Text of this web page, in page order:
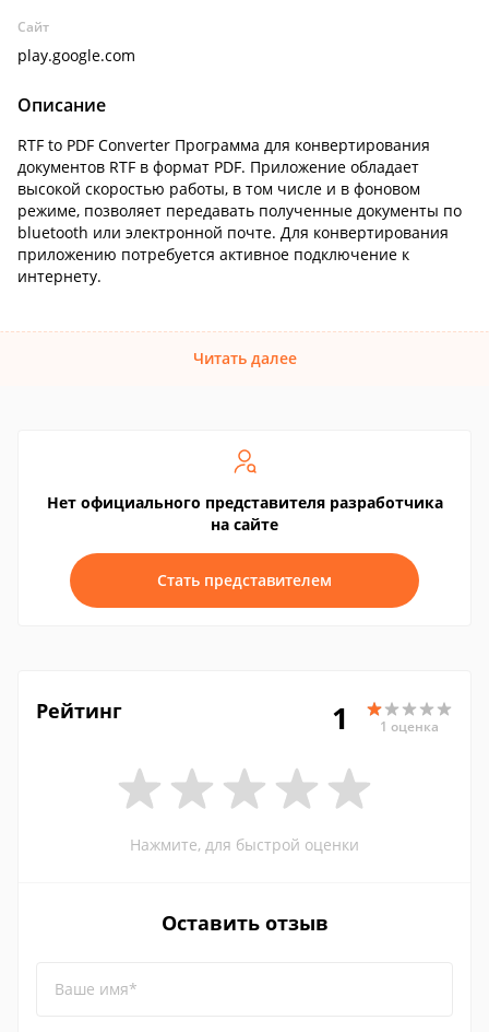
Сайт
play.google.com
Описание
RTF to PDF Converter Программа для конвертирования
документов RTF в формат PDF. Приложение обладает
высокой скоростью работы, в том числе и в фоновом
режиме, позволяет передавать полученные документы по
bluetooth или электронной почте. Для конвертирования
приложению потребуется активное подключение к
интернету.
Читать далее
Нет официального представителя разработчика
на сайте
Стать представителем
Рейтинг 1 1 оценка
Нажмите, для быстрой оценки
Оставить отзыв
Ваше имя*